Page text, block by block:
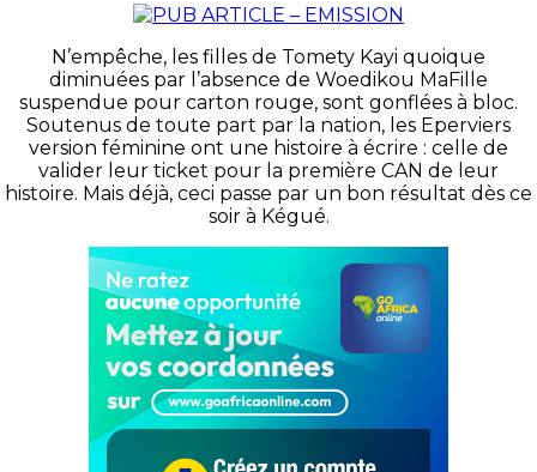
N’empêche, les filles de Tomety Kayi quoique
diminuées par l’absence de Woedikou MaFille
suspendue pour carton rouge, sont gonflées à bloc.
Soutenus de toute part par la nation, les Eperviers
version féminine ont une histoire à écrire : celle de
valider leur ticket pour la première CAN de leur
histoire. Mais déjà, ceci passe par un bon résultat dès ce
soir à Kégué.